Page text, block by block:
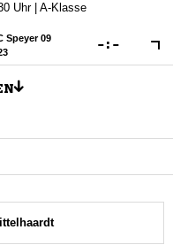
Uhr | A-Klasse
Speyer 09
: 